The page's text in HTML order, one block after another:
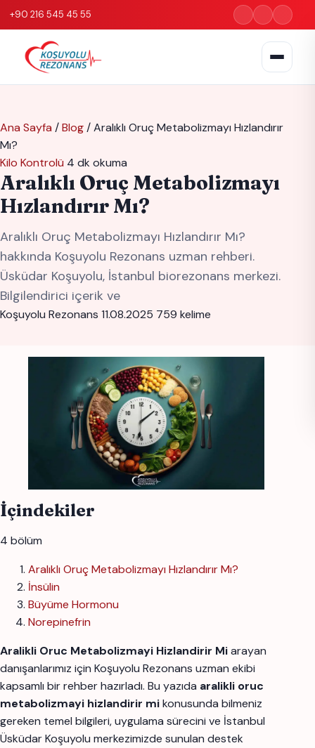
+90 216 545 45 55
Ana Sayfa /Blog/Aralıklı Oruç Metabolizmayı Hızlandırır
Mı?
Kilo Kontrolü 4 dk okuma
Aralıklı Oruç Metabolizmayı
Hızlandırır Mı?
Aralıklı Oruç Metabolizmayı Hızlandırır Mı?
hakkında Koşuyolu Rezonans uzman rehberi.
Üsküdar Koşuyolu, İstanbul biorezonans merkezi.
Bilgilendirici içerik ve
Koşuyolu Rezonans 11.08.2025 759 kelime
İçindekiler
4 bölüm
Aralıklı Oruç Metabolizmayı Hızlandırır Mı?
İnsülin
Büyüme Hormonu
Norepinefrin
Aralikli Oruc Metabolizmayi Hizlandirir Miarayan
danışanlarımız için Koşuyolu Rezonans uzman ekibi
kapsamlı bir rehber hazırladı. Bu yazıda aralikli oruc
metabolizmayi hizlandirir mikonusunda bilmeniz
gereken temel bilgileri, uygulama sürecini ve İstanbul
Üsküdar Koşuyolu merkezimizde sunulan destek